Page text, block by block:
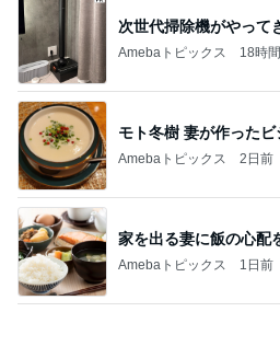
次世代掃除機がやって
Amebaトピックス 18時
モト冬樹 妻が作った
Amebaトピックス 2日前
家を出る妻に飯の心配
Amebaトピックス 1日前